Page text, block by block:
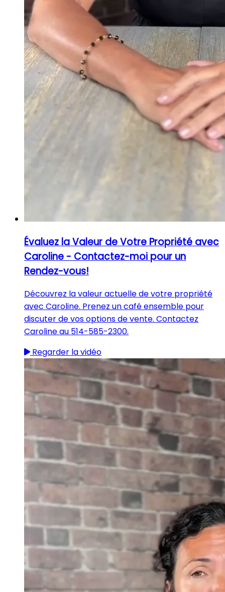
Évaluez la Valeur de Votre Propriété avec
Caroline - Contactez-moi pour un
Rendez-vous!
Découvrez la valeur actuelle de votre propriété
avec Caroline. Prenez un café ensemble pour
discuter de vos options de vente. Contactez
Caroline au 514-585-2300.
Regarder la vidéo